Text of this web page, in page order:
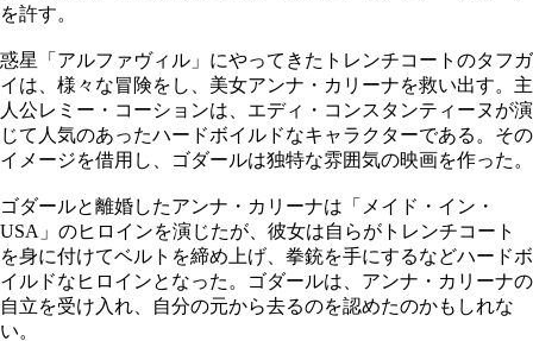
を許す。
惑星「アルファヴィル」にやってきたトレンチコートのタフガ
イは、様々な冒険をし、美女アンナ・カリーナを救い出す。主
人公レミー・コーションは、エディ・コンスタンティーヌが演
じて人気のあったハードボイルドなキャラクターである。その
イメージを借用し、ゴダールは独特な雰囲気の映画を作った。
ゴダールと離婚したアンナ・カリーナは「メイド・イン・
USA」のヒロインを演じたが、彼女は自らがトレンチコート
を身に付けてベルトを締め上げ、拳銃を手にするなどハードボ
イルドなヒロインとなった。ゴダールは、アンナ・カリーナの
自立を受け入れ、自分の元から去るのを認めたのかもしれな
い。